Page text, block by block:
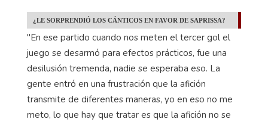
¿LE SORPRENDIÓ LOS CÁNTICOS EN FAVOR DE SAPRISSA?
"En ese partido cuando nos meten el tercer gol el
juego se desarmó para efectos prácticos, fue una
desilusión tremenda, nadie se esperaba eso. La
gente entró en una frustración que la afición
transmite de diferentes maneras, yo en eso no me
meto, lo que hay que tratar es que la afición no se